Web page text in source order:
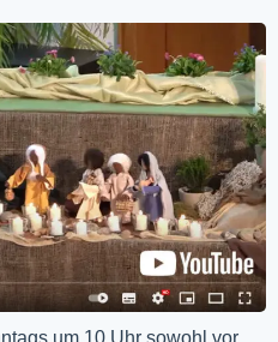
um 10 Uhr sowohl vor